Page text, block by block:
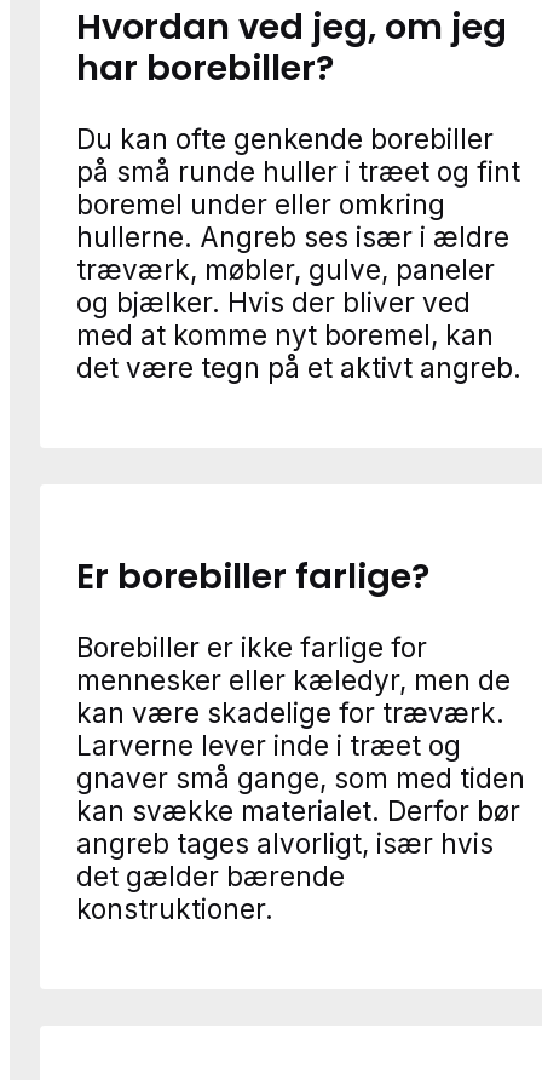
Hvordan ved jeg, om jeg
har borebiller?
Du kan ofte genkende borebiller
på små runde huller i træet og fint
boremel under eller omkring
hullerne. Angreb ses især i ældre
træværk, møbler, gulve, paneler
og bjælker. Hvis der bliver ved
med at komme nyt boremel, kan
det være tegn på et aktivt angreb.
Er borebiller farlige?
Borebiller er ikke farlige for
mennesker eller kæledyr, men de
kan være skadelige for træværk.
Larverne lever inde i træet og
gnaver små gange, som med tiden
kan svække materialet. Derfor bør
angreb tages alvorligt, især hvis
det gælder bærende
konstruktioner.